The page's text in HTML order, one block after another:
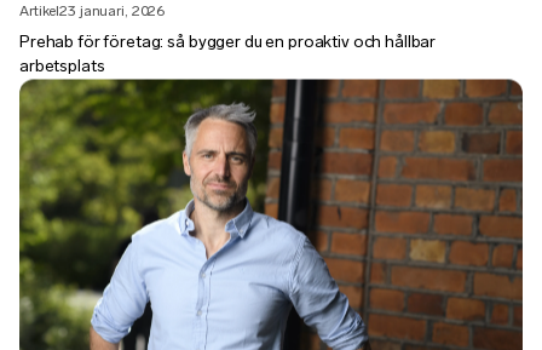
Artikel23 januari, 2026
Prehab för företag: så bygger du en proaktiv och hållbar
arbetsplats